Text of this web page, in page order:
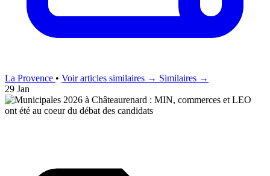
La Provence • Voir articles similaires → Similaires →
29 Jan